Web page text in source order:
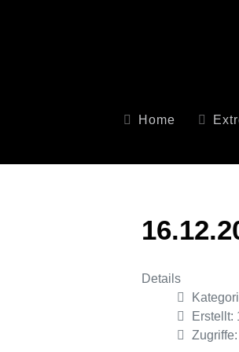
Home
Details
Erstellt: